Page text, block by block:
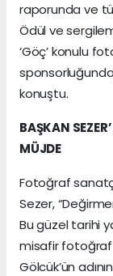
raporunda ve
Ödül ve
‘Göç’ konulu
konuştu.
BAŞKAN
MÜJDE
Fotoğraf
Sezer,
Bu güzel tarihi
misafir fotoğraf
Gölcük’ün